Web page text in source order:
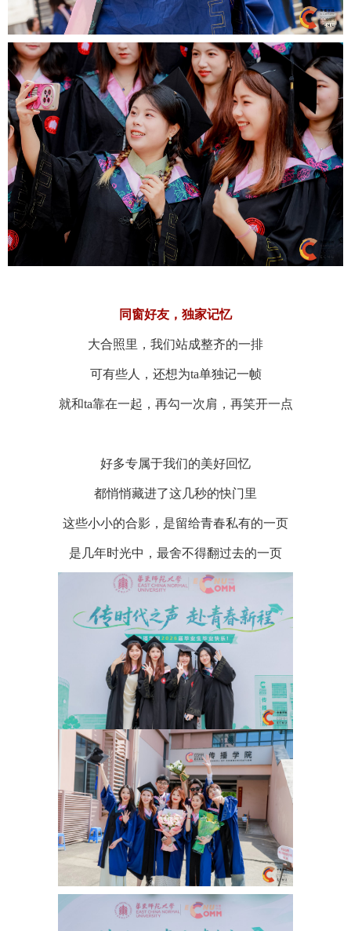
同窗好友，独家记忆
大合照里，我们站成整齐的一排
可有些人，还想为ta单独记一帧
就和ta靠在一起，再勾一次肩，再笑开一点
好多专属于我们的美好回忆
都悄悄藏进了这几秒的快门里
这些小小的合影，是留给青春私有的一页
是几年时光中，最舍不得翻过去的一页